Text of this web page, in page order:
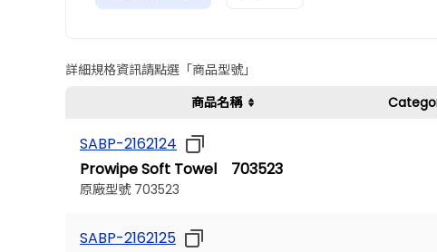
詳細規格資訊請點選「商品型號」
商品名稱
SABP-2162124
Prowipe Soft Towel 703523
原廠型號 703523
SABP-2162125